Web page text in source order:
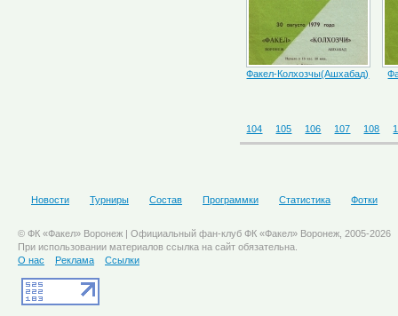
Факел-Колхозчы(Ашхабад)
104 105 106 107 108
Новости Турниры Состав Программки Статистика Фотки
© ФК «Факел» Воронеж | Официальный фан-клуб ФК «Факел» Воронеж, 2005-2026
При использовании материалов ссылка на сайт обязательна.
О нас
Реклама Ссылки